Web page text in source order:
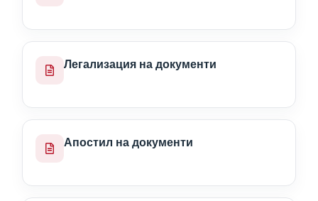
Легализация на документи
Апостил на документи